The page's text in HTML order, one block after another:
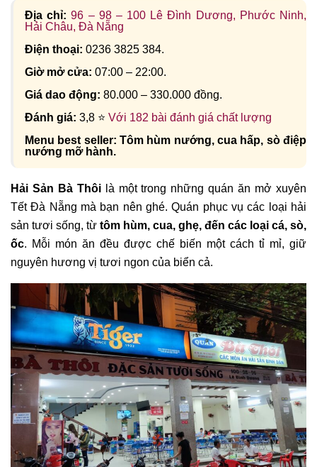
Địa chỉ:96 – 98 – 100 Lê Đình Dương, Phước Ninh,
Hải Châu, Đà Nẵng
Điện thoại: 0236 3825 384.
Giờ mở cửa: 07:00 – 22:00.
Giá dao động: 80.000 – 330.000 đồng.
Đánh giá: 3,8 ⭐ Với 182 bài đánh giá chất lượng
Menu best seller: Tôm hùm nướng, cua hấp, sò điệp
nướng mỡ hành.
Hải Sản Bà Thôilà một trong những quán ăn mở xuyên
Tết Đà Nẵng mà bạn nên ghé. Quán phục vụ các loại hải
sản tươi sống, từ tôm hùm, cua, ghẹ, đến các loại cá, sò,
ốc. Mỗi món ăn đều được chế biến một cách tỉ mỉ, giữ
nguyên hương vị tươi ngon của biển cả.